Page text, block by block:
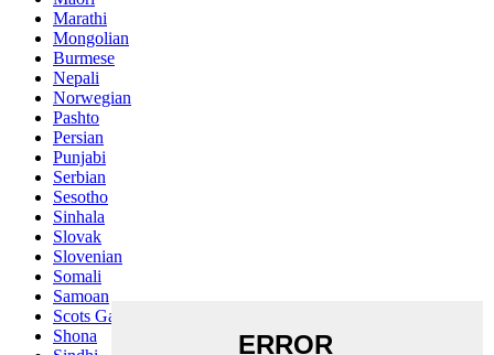
Marathi
Mongolian
Burmese
Nepali
Norwegian
Pashto
Persian
Punjabi
Serbian
Sesotho
Sinhala
Slovak
Slovenian
Somali
Samoan
Scots Gaelic
Shona